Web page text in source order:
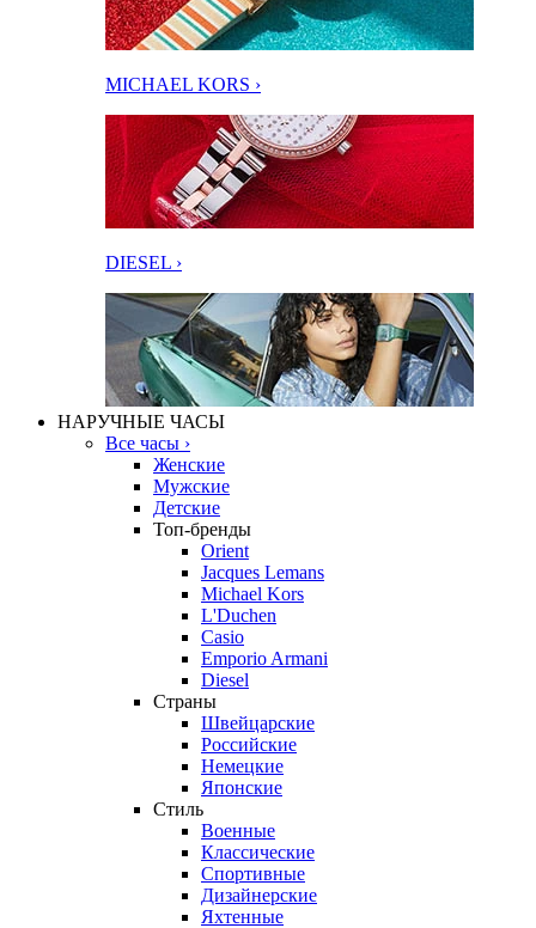
MICHAEL KORS ›
DIESEL ›
НАРУЧНЫЕ ЧАСЫ
Все часы ›
Женские
Мужские
Детские
Топ-бренды
Orient
Jacques Lemans
Michael Kors
L'Duchen
Casio
Emporio Armani
Diesel
Страны
Швейцарские
Российские
Немецкие
Японские
Стиль
Военные
Классические
Спортивные
Дизайнерские
Яхтенные